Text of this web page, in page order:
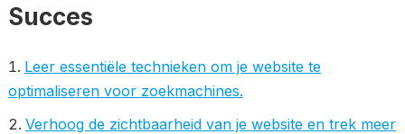
Succes
Leer essentiële technieken om je website te
optimaliseren voor zoekmachines.
Verhoog de zichtbaarheid van je website en trek meer